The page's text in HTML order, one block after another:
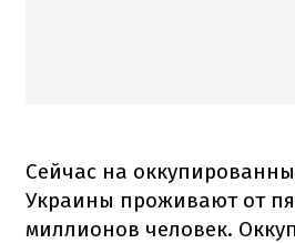
Сейчас на
Украины проживают от
миллионов человек.